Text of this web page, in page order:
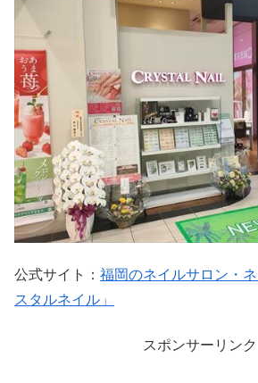
公式サイト： 福岡のネイルサロン・
スタルネイル」
スポンサーリンク